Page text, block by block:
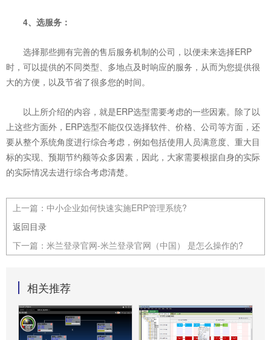
4、选服务：
选择那些拥有完善的售后服务机制的公司，以便未来选择ERP
时，可以提供的不同类型、多地点及时响应的服务，从而为您提供很
大的方便，以及节省了很多您的时间。
以上所介绍的内容，就是ERP选型需要考虑的一些因素。除了以
上这些方面外，ERP选型不能仅仅选择软件、价格、公司等方面，还
要从整个系统角度进行综合考虑，例如包括使用人员满意度、重大目
标的实现、预期节约额等众多因素，因此，大家需要根据自身的实际
的实际情况去进行综合考虑清楚。
上一篇： 中小企业如何快速实施ERP管理系统?
返回目录
下一篇： 米兰登录官网-米兰登录官网（中国） 是怎么操作的?
相关推荐